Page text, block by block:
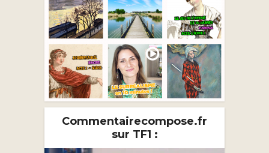
Commentairecompose.fr
sur TF1 :